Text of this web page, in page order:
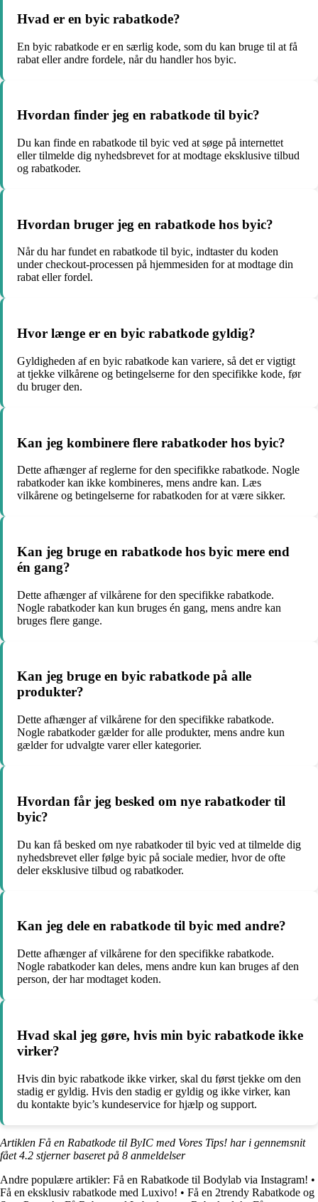
Hvad er en byic rabatkode?
En byic rabatkode er en særlig kode, som du kan bruge til at få
rabat eller andre fordele, når du handler hos byic.
Hvordan finder jeg en rabatkode til byic?
Du kan finde en rabatkode til byic ved at søge på internettet
eller tilmelde dig nyhedsbrevet for at modtage eksklusive tilbud
og rabatkoder.
Hvordan bruger jeg en rabatkode hos byic?
Når du har fundet en rabatkode til byic, indtaster du koden
under checkout-processen på hjemmesiden for at modtage din
rabat eller fordel.
Hvor længe er en byic rabatkode gyldig?
Gyldigheden af en byic rabatkode kan variere, så det er vigtigt
at tjekke vilkårene og betingelserne for den specifikke kode, før
du bruger den.
Kan jeg kombinere flere rabatkoder hos byic?
Dette afhænger af reglerne for den specifikke rabatkode. Nogle
rabatkoder kan ikke kombineres, mens andre kan. Læs
vilkårene og betingelserne for rabatkoden for at være sikker.
Kan jeg bruge en rabatkode hos byic mere end
én gang?
Dette afhænger af vilkårene for den specifikke rabatkode.
Nogle rabatkoder kan kun bruges én gang, mens andre kan
bruges flere gange.
Kan jeg bruge en byic rabatkode på alle
produkter?
Dette afhænger af vilkårene for den specifikke rabatkode.
Nogle rabatkoder gælder for alle produkter, mens andre kun
gælder for udvalgte varer eller kategorier.
Hvordan får jeg besked om nye rabatkoder til
byic?
Du kan få besked om nye rabatkoder til byic ved at tilmelde dig
nyhedsbrevet eller følge byic på sociale medier, hvor de ofte
deler eksklusive tilbud og rabatkoder.
Kan jeg dele en rabatkode til byic med andre?
Dette afhænger af vilkårene for den specifikke rabatkode.
Nogle rabatkoder kan deles, mens andre kun kan bruges af den
person, der har modtaget koden.
Hvad skal jeg gøre, hvis min byic rabatkode ikke
virker?
Hvis din byic rabatkode ikke virker, skal du først tjekke om den
stadig er gyldig. Hvis den stadig er gyldig og ikke virker, kan
du kontakte byic’s kundeservice for hjælp og support.
Artiklen Få en Rabatkode til ByIC med Vores Tips! har i gennemsnit
fået4.2 stjerner baseret på 8 anmeldelser
Andre populære artikler: Få en Rabatkode til Bodylab via Instagram! •
Få en eksklusiv rabatkode med Luxivo! • Få en 2trendy Rabatkode og